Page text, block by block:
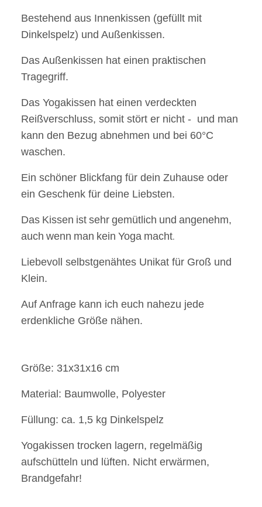
Bestehend aus Innenkissen (gefüllt mit
Dinkelspelz) und Außenkissen.
Das Außenkissen hat einen praktischen
Tragegriff.
Das Yogakissen hat einen verdeckten
Reißverschluss, somit stört er nicht - und man
kann den Bezug abnehmen und bei 60°C
waschen.
Ein schöner Blickfang für dein Zuhause oder
ein Geschenk für deine Liebsten.
Das Kissen ist sehr gemütlich und angenehm,
auch wenn man kein Yoga macht.
Liebevoll selbstgenähtes Unikat für Groß und
Klein.
Auf Anfrage kann ich euch nahezu jede
erdenkliche Größe nähen.
Größe: 31x31x16 cm
Material: Baumwolle, Polyester
Füllung: ca. 1,5 kg Dinkelspelz
Yogakissen trocken lagern, regelmäßig
aufschütteln und lüften. Nicht erwärmen,
Brandgefahr!